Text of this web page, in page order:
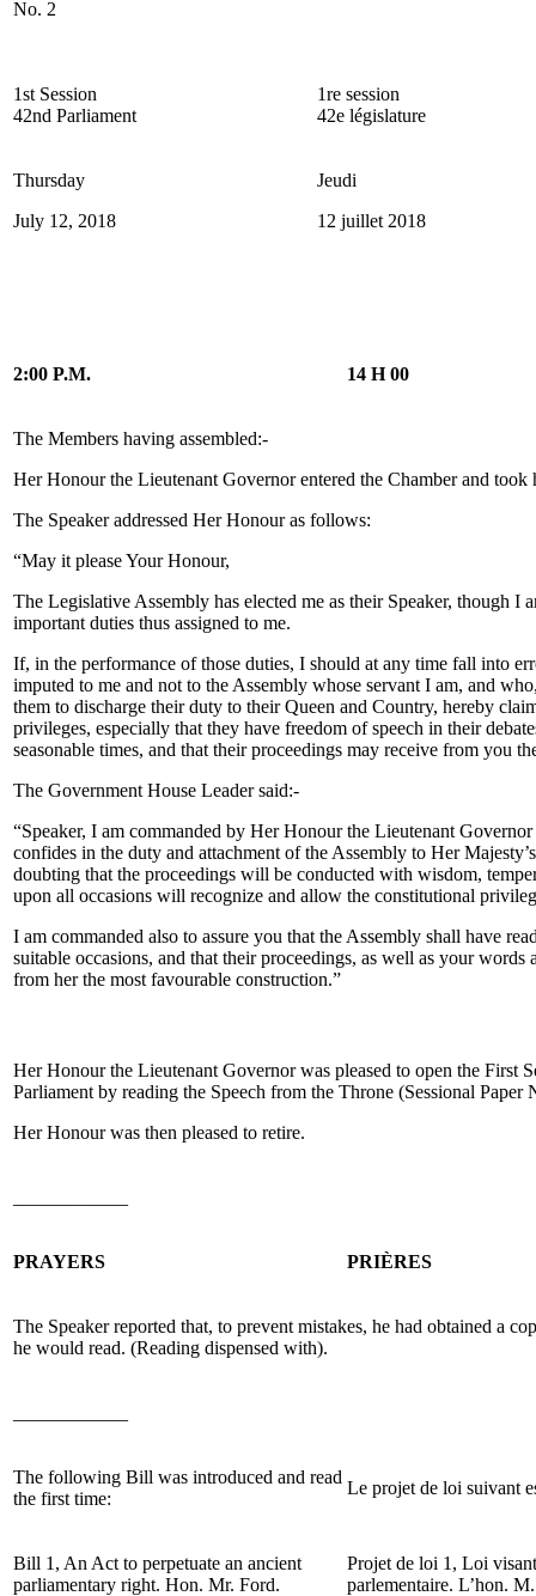
No. 2
1st Session
42nd Parliament
1re session
42e législature
Thursday
July 12, 2018
Jeudi
12 juillet 2018
2:00 P.M. 14 H 00
The Members having assembled:-
Her Honour the Lieutenant Governor entered the Chamber and took
The Speaker addressed Her Honour as follows:
“May it please Your Honour,
The Legislative Assembly has elected me as their Speaker, though I
important duties thus assigned to me.
If, in the performance of those duties, I should at any time fall into
imputed to me and not to the Assembly whose servant I am, and
them to discharge their duty to their Queen and Country, hereby
privileges, especially that they have freedom of speech in their
seasonable times, and that their proceedings may receive from you
The Government House Leader said:-
“Speaker, I am commanded by Her Honour the Lieutenant
confides in the duty and attachment of the Assembly to Her
doubting that the proceedings will be conducted with wisdom,
upon all occasions will recognize and allow the constitutional
I am commanded also to assure you that the Assembly shall have
suitable occasions, and that their proceedings, as well as your
from her the most favourable construction.”
Her Honour the Lieutenant Governor was pleased to open the First
Parliament by reading the Speech from the Throne (Sessional Paper
Her Honour was then pleased to retire.
PRAYERS PRIÈRES
The Speaker reported that, to prevent mistakes, he had obtained a
he would read. (Reading dispensed with).
The following Bill was introduced and read
the first time:
Le projet de loi suivant
Bill 1, An Act to perpetuate an ancient
parliamentary right. Hon. Mr. Ford.
Projet de loi 1, Loi
parlementaire. L’hon.